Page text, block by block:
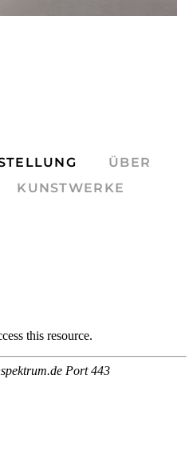
ÜBER
KUNSTWERKE